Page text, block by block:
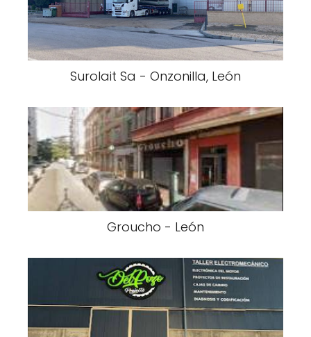
Surolait Sa - Onzonilla, León
Groucho - León